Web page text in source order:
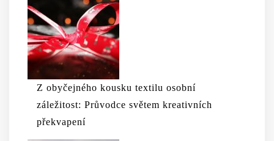
Z obyčejného kousku textilu osobní
záležitost: Průvodce světem kreativních
překvapení